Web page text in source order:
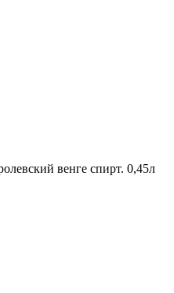
венге спирт. 0,45л